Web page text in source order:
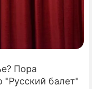
ИГРЫ
ПРЕСС-РЕЛИЗЫ
Пора
"Русский балет"